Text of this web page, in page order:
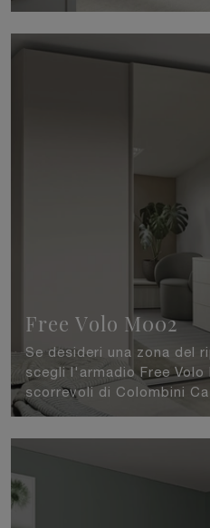
Free Volo M002
Se desideri una zona del
scegli l'armadio Free Volo
scorrevoli di Colombini